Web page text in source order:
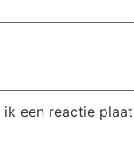
een reactie